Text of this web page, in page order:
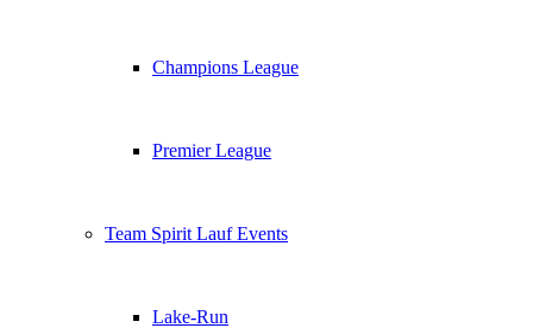
Champions League
Premier League
Team Spirit Lauf Events
Lake-Run